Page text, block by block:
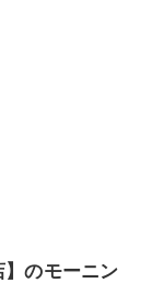
】のモーニン